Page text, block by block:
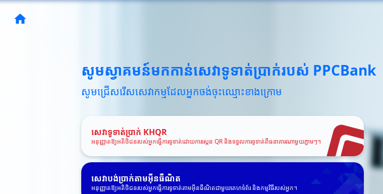
សូមស្វាគមន៍មកកាន់សេវាទូទាត់ប្រាក់របស់ PPCBank
សូមជ្រើសរើសសេវាកម្មដែលអ្នកចង់ចុះឈ្មោះខាងក្រោម
សេវាទូទាត់ប្រាក់ KHQR
អនុញ្ញាតឱ្យអតិថិជនរបស់អ្នកធ្វើការទូទាត់ដោយការស្កេន QR និងទទួលការទូទាត់ពីធនាគារណាមួយភ្លាមៗ។
សេវាបង់ប្រាក់តាមអ៊ីនធឺណិត
អនុញ្ញាតឱ្យអតិថិជនរបស់អ្នកធ្វើការទូទាត់តាមអ៊ីនធឺណិតជាមួយគេហទំព័រ និងកម្មវិធីរបស់អ្នក។